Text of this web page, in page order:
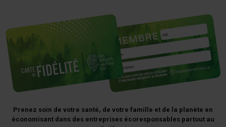
Prenez soin de votre santé, de votre famille et de la planète en
économisant dans des entreprises écoresponsables partout au